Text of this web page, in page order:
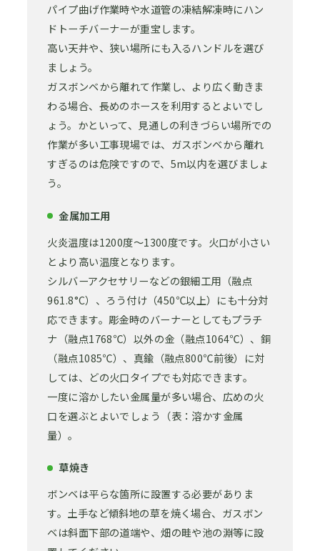
パイプ曲げ作業時や水道管の凍結解凍時にハン
ドトーチバーナーが重宝します。
高い天井や、狭い場所にも入るハンドルを選び
ましょう。
ガスボンベから離れて作業し、より広く動きま
わる場合、長めのホースを利用するとよいでし
ょう。かといって、見通しの利きづらい場所での
作業が多い工事現場では、ガスボンベから離れ
すぎるのは危険ですので、5m以内を選びましょ
う。
金属加工用
火炎温度は1200度～1300度です。火口が小さい
とより高い温度となります。
シルバーアクセサリーなどの銀細工用（融点
961.8°C）、ろう付け（450℃以上）にも十分対
応できます。彫金時のバーナーとしてもプラチ
ナ（融点1768℃）以外の金（融点1064℃）、銅
（融点1085℃）、真鍮（融点800℃前後）に対
しては、どの火口タイプでも対応できます。
一度に溶かしたい金属量が多い場合、広めの火
口を選ぶとよいでしょう（表：溶かす金属
量）。
草焼き
ボンベは平らな箇所に設置する必要がありま
す。土手など傾斜地の草を焼く場合、ガスボン
ベは斜面下部の道端や、畑の畦や池の淵等に設